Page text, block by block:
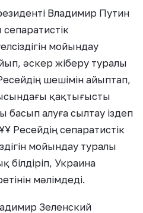
Владимир Путин
мойындау
әскер жіберу туралы
шешімін айыптап,
қақтығысты
алуға сылтау іздеп
Ресейдің сепаратистік
мойындау туралы
білдіріп, Украина
мәлімдеді.
Зеленский